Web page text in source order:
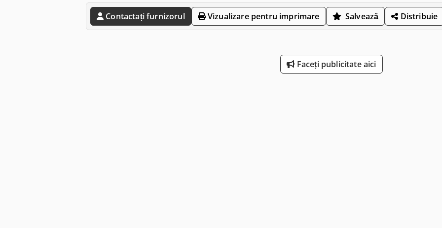
Contactați furnizorul Vizualizare pentru imprimare Salvează Distribuie
Faceți publicitate aici